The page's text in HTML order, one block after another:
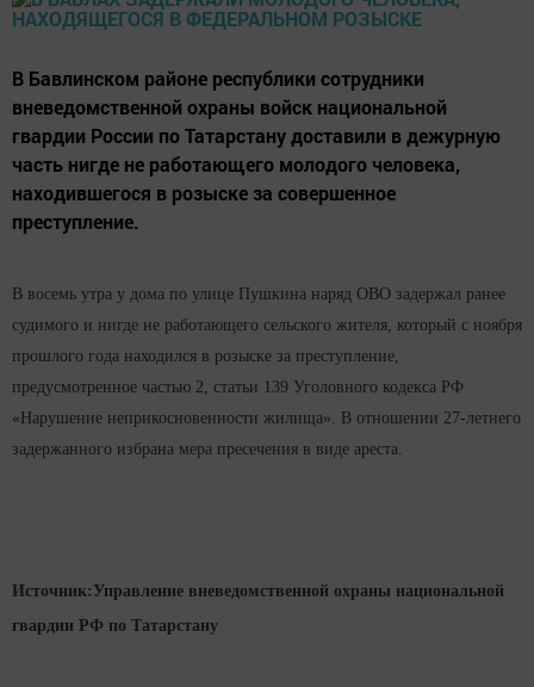
В Бавлинском районе республики сотрудники
вневедомственной охраны войск национальной
гвардии России по Татарстану доставили в дежурную
часть нигде не работающего молодого человека,
находившегося в розыске за совершенное
преступление.
В восемь утра у дома по улице Пушкина наряд ОВО задержал ранее
судимого и нигде не работающего сельского жителя, который с ноября
прошлого года находился в розыске за преступление,
предусмотренное частью 2, статьи 139 Уголовного кодекса РФ
«Нарушение неприкосновенности жилища». В отношении 27-летнего
задержанного избрана мера пресечения в виде ареста.
Источник:Управление вневедомственной охраны национальной
гвардии РФ по Татарстану